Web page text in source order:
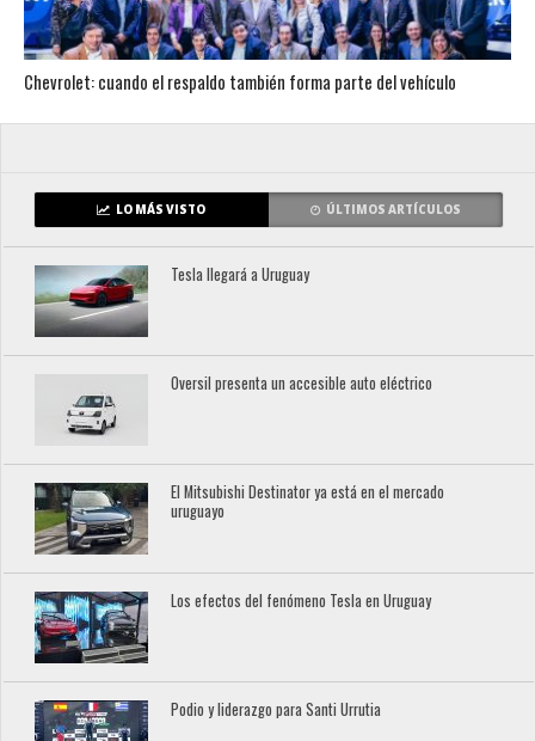
Chevrolet: cuando el respaldo también forma parte del vehículo
LO MÁS VISTO ÚLTIMOS ARTÍCULOS
Tesla llegará a Uruguay
Oversil presenta un accesible auto eléctrico
El Mitsubishi Destinator ya está en el mercado
uruguayo
Los efectos del fenómeno Tesla en Uruguay
Podio y liderazgo para Santi Urrutia